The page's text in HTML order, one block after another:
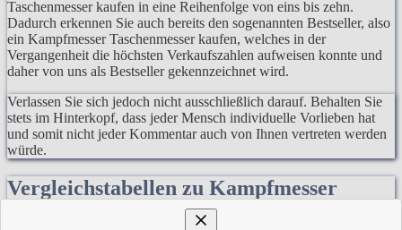
Taschenmesser kaufen in eine Reihenfolge von eins bis zehn.
Dadurch erkennen Sie auch bereits den sogenannten Bestseller, also
ein Kampfmesser Taschenmesser kaufen, welches in der
Vergangenheit die höchsten Verkaufszahlen aufweisen konnte und
daher von uns als Bestseller gekennzeichnet wird.
Verlassen Sie sich jedoch nicht ausschließlich darauf. Behalten Sie
stets im Hinterkopf, dass jeder Mensch individuelle Vorlieben hat
und somit nicht jeder Kommentar auch von Ihnen vertreten werden
würde.
Vergleichstabellen zu Kampfmesser